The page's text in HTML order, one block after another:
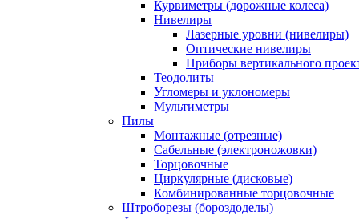
Курвиметры (дорожные колеса)
Нивелиры
Лазерные уровни (нивелиры)
Оптические нивелиры
Приборы вертикального
Теодолиты
Угломеры и уклономеры
Мультиметры
Пилы
Монтажные (отрезные)
Сабельные (электроножовки)
Торцовочные
Циркулярные (дисковые)
Комбинированные торцовочные
Штроборезы (бороздоделы)